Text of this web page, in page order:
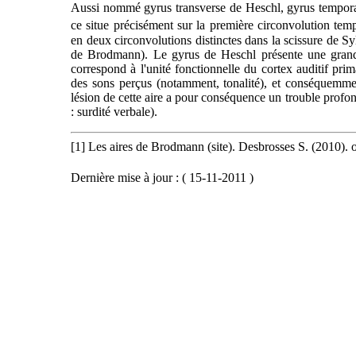
Aussi nommé gyrus transverse de Heschl, gyrus
ce situe précisément sur la première circonvolution
en deux circonvolutions distinctes dans la scissure de
de Brodmann). Le gyrus de Heschl présente une
correspond à l'unité fonctionnelle du cortex auditif
des sons perçus (notamment, tonalité), et
lésion de cette aire a pour conséquence un trouble
: surdité verbale).
[1] Les aires de Brodmann (site). Desbrosses S. (2010).
Dernière mise à jour : ( 15-11-2011 )